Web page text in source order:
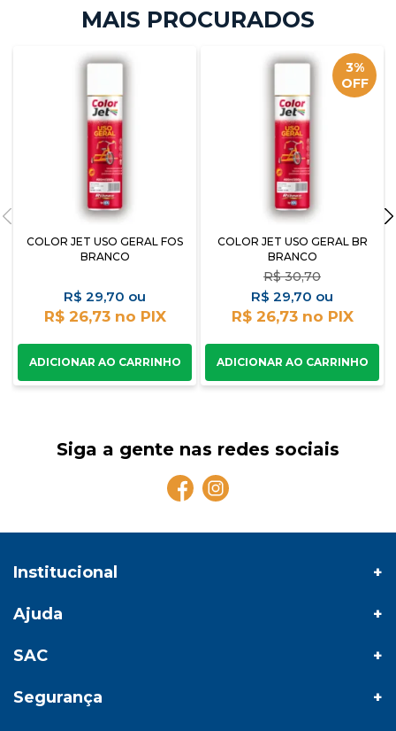
COLOR JET USO GERAL FOS
BRANCO
R$ 29,70
R$ 26,73
3%
OFF
COLOR JET USO GERAL BR
BRANCO
R$ 30,70
R$ 29,70
R$ 26,73
Siga a gente nas redes sociais
Institucional
Ajuda
SAC
Segurança